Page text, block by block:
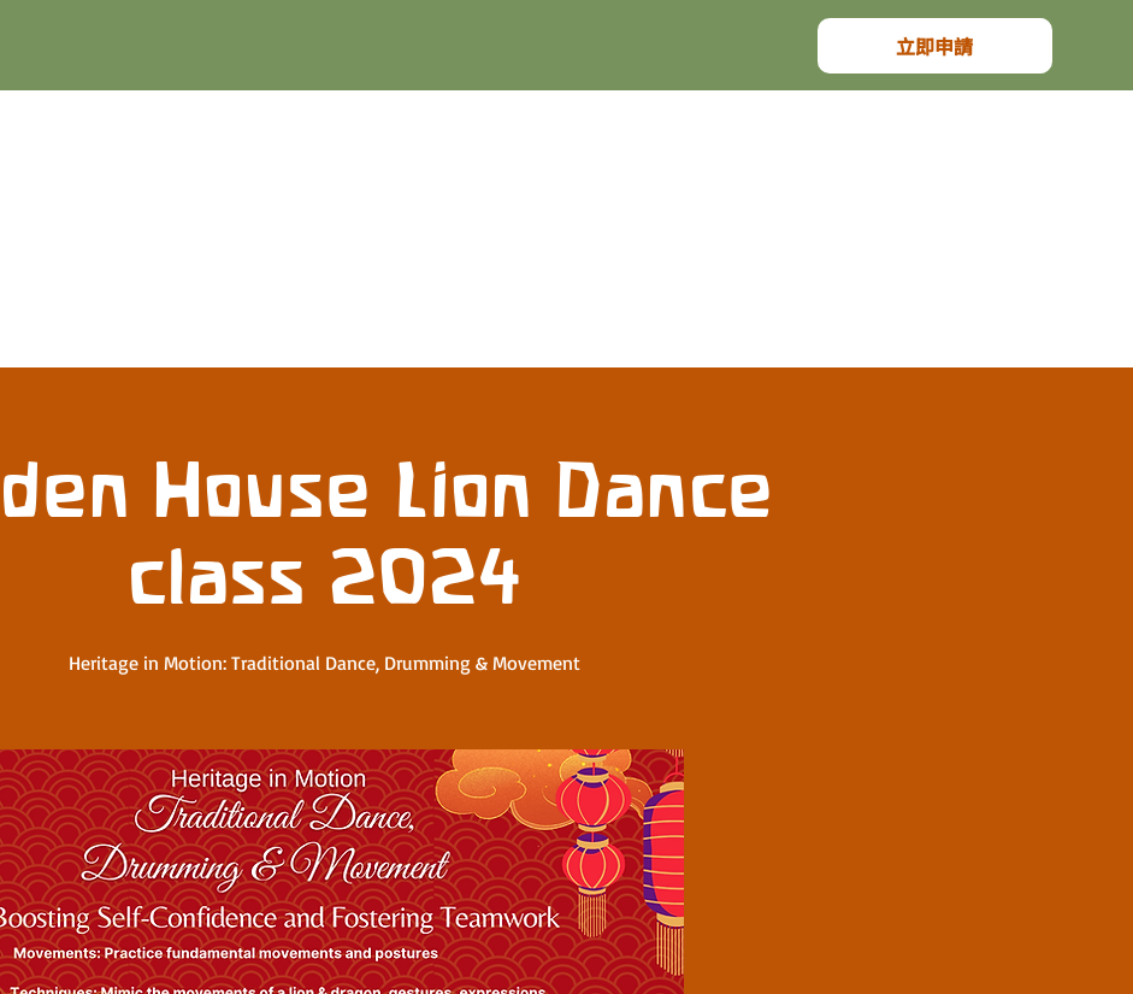
House Lion Dance
class 2024
Heritage in Motion: Traditional Dance, Drumming & Movement
立即申請